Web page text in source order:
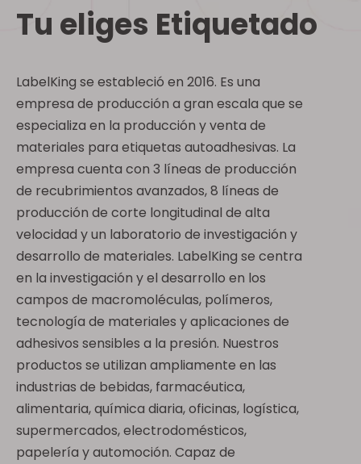
Tu eliges Etiquetado
LabelKing se estableció en 2016. Es una
empresa de producción a gran escala que se
especializa en la producción y venta de
materiales para etiquetas autoadhesivas. La
empresa cuenta con 3 líneas de producción
de recubrimientos avanzados, 8 líneas de
producción de corte longitudinal de alta
velocidad y un laboratorio de investigación y
desarrollo de materiales. LabelKing se centra
en la investigación y el desarrollo en los
campos de macromoléculas, polímeros,
tecnología de materiales y aplicaciones de
adhesivos sensibles a la presión. Nuestros
productos se utilizan ampliamente en las
industrias de bebidas, farmacéutica,
alimentaria, química diaria, oficinas, logística,
supermercados, electrodomésticos,
papelería y automoción. Capaz de